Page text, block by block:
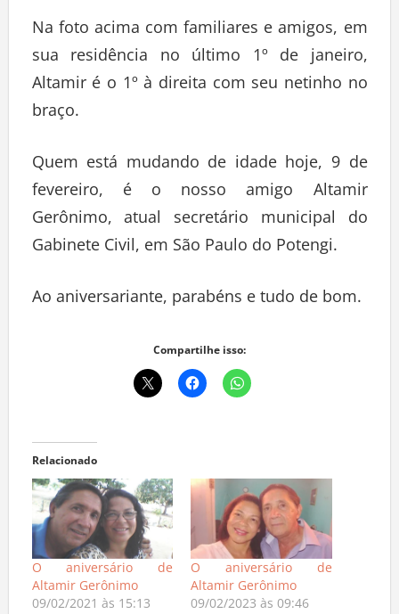
Na foto acima com familiares e amigos, em
sua residência no último 1º de janeiro,
Altamir é o 1º à direita com seu netinho no
braço.
Quem está mudando de idade hoje, 9 de
fevereiro, é o nosso amigo Altamir
Gerônimo, atual secretário municipal do
Gabinete Civil, em São Paulo do Potengi.
Ao aniversariante, parabéns e tudo de bom.
Compartilhe isso:
Relacionado
O aniversário de
Altamir Gerônimo
09/02/2021 às 15:13
O aniversário de
Altamir Gerônimo
09/02/2023 às 09:46